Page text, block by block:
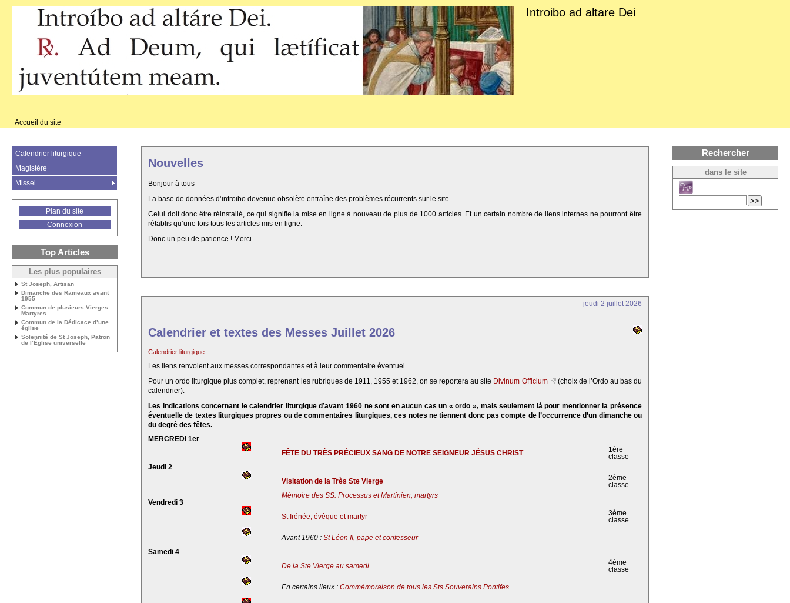
Introibo ad altare Dei
Accueil du site
Nouvelles
Bonjour à tous
La base de données d’introibo devenue obsolète entraîne des problèmes récurrents sur le site.
Celui doit donc être réinstallé, ce qui signifie la mise en ligne à nouveau de plus de 1000 articles. Et un certain nombre de liens internes ne pourront être
rétablis qu’une fois tous les articles mis en ligne.
Donc un peu de patience ! Merci
jeudi 2 juillet 2026
Calendrier et textes des Messes Juillet 2026
Calendrier liturgique
Les liens renvoient aux messes correspondantes et à leur commentaire éventuel.
Pour un ordo liturgique plus complet, reprenant les rubriques de 1911, 1955 et 1962, on se reportera au site Divinum Officium
(choix de l’Ordo au bas du
calendrier).
Les indications concernant le calendrier liturgique d’avant 1960 ne sont en aucun cas un « ordo », mais seulement là pour mentionner la présence
éventuelle de textes liturgiques propres ou de commentaires liturgiques, ces notes ne tiennent donc pas compte de l’occurrence d’un dimanche ou
du degré des fêtes.
MERCREDI 1er
FÊTE DU TRÈS PRÉCIEUX SANG DE NOTRE SEIGNEUR JÉSUS CHRIST
1ère
classe
Jeudi 2
Visitation de la Très Ste Vierge
2ème
classe
Mémoire des SS. Processus et Martinien, martyrs
Vendredi 3
St Irénée, évêque et martyr
3ème
classe
Avant 1960 : St Léon II, pape et confesseur
Samedi 4
De la Ste Vierge au samedi
4ème
classe
En certains lieux : Commémoraison de tous les Sts Souverains Pontifes
Calendrier liturgique
Magistère
Missel
Plan du site
Connexion
Top Articles
Les plus populaires
St Joseph, Artisan
Dimanche des Rameaux avant
1955
Commun de plusieurs Vierges
Martyres
Commun de la Dédicace d’une
église
Solennité de St Joseph, Patron
de l’Église universelle
Rechercher
dans le site